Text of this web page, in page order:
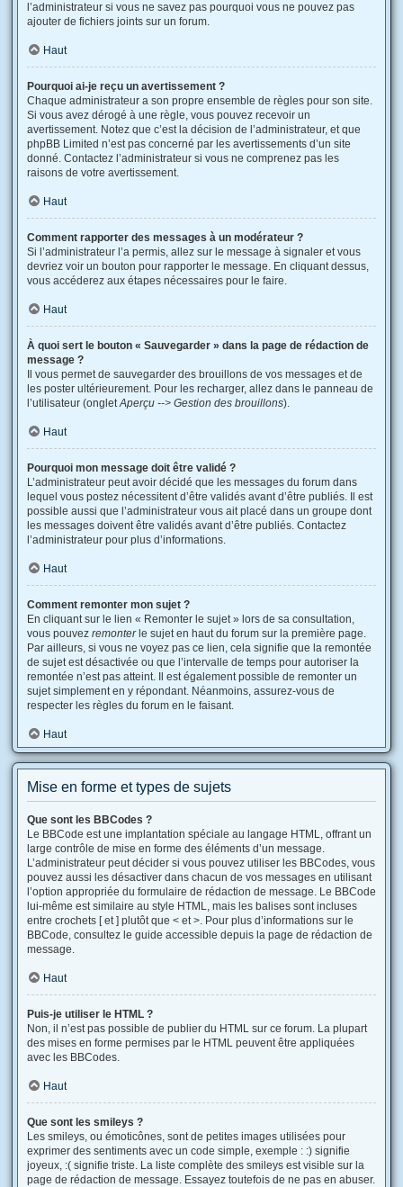
l’administrateur si vous ne savez pas pourquoi vous ne pouvez pas
ajouter de fichiers joints sur un forum.
Haut
Pourquoi ai-je reçu un avertissement ?
Chaque administrateur a son propre ensemble de règles pour son site.
Si vous avez dérogé à une règle, vous pouvez recevoir un
avertissement. Notez que c’est la décision de l’administrateur, et que
phpBB Limited n’est pas concerné par les avertissements d’un site
donné. Contactez l’administrateur si vous ne comprenez pas les
raisons de votre avertissement.
Haut
Comment rapporter des messages à un modérateur ?
Si l’administrateur l’a permis, allez sur le message à signaler et vous
devriez voir un bouton pour rapporter le message. En cliquant dessus,
vous accéderez aux étapes nécessaires pour le faire.
Haut
À quoi sert le bouton « Sauvegarder » dans la page de rédaction de
message ?
Il vous permet de sauvegarder des brouillons de vos messages et de
les poster ultérieurement. Pour les recharger, allez dans le panneau de
l’utilisateur (ongletAperçu --> Gestion des brouillons).
Haut
Pourquoi mon message doit être validé ?
L’administrateur peut avoir décidé que les messages du forum dans
lequel vous postez nécessitent d’être validés avant d’être publiés. Il est
possible aussi que l’administrateur vous ait placé dans un groupe dont
les messages doivent être validés avant d’être publiés. Contactez
l’administrateur pour plus d’informations.
Haut
Comment remonter mon sujet ?
En cliquant sur le lien « Remonter le sujet » lors de sa consultation,
vous pouvez remonterle sujet en haut du forum sur la première page.
Par ailleurs, si vous ne voyez pas ce lien, cela signifie que la remontée
de sujet est désactivée ou que l’intervalle de temps pour autoriser la
remontée n’est pas atteint. Il est également possible de remonter un
sujet simplement en y répondant. Néanmoins, assurez-vous de
respecter les règles du forum en le faisant.
Haut
Mise en forme et types de sujets
Que sont les BBCodes ?
Le BBCode est une implantation spéciale au langage HTML, offrant un
large contrôle de mise en forme des éléments d’un message.
L’administrateur peut décider si vous pouvez utiliser les BBCodes, vous
pouvez aussi les désactiver dans chacun de vos messages en utilisant
l’option appropriée du formulaire de rédaction de message. Le BBCode
lui-même est similaire au style HTML, mais les balises sont incluses
entre crochets [ et ] plutôt que < et >. Pour plus d’informations sur le
BBCode, consultez le guide accessible depuis la page de rédaction de
message.
Haut
Puis-je utiliser le HTML ?
Non, il n’est pas possible de publier du HTML sur ce forum. La plupart
des mises en forme permises par le HTML peuvent être appliquées
avec les BBCodes.
Haut
Que sont les smileys ?
Les smileys, ou émoticônes, sont de petites images utilisées pour
exprimer des sentiments avec un code simple, exemple : :) signifie
joyeux, :( signifie triste. La liste complète des smileys est visible sur la
page de rédaction de message. Essayez toutefois de ne pas en abuser.